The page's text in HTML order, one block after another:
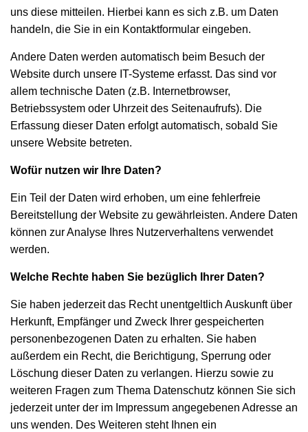
uns diese mitteilen. Hierbei kann es sich z.B. um Daten
handeln, die Sie in ein Kontaktformular eingeben.
Andere Daten werden automatisch beim Besuch der
Website durch unsere IT-Systeme erfasst. Das sind vor
allem technische Daten (z.B. Internetbrowser,
Betriebssystem oder Uhrzeit des Seitenaufrufs). Die
Erfassung dieser Daten erfolgt automatisch, sobald Sie
unsere Website betreten.
Wofür nutzen wir Ihre Daten?
Ein Teil der Daten wird erhoben, um eine fehlerfreie
Bereitstellung der Website zu gewährleisten. Andere Daten
können zur Analyse Ihres Nutzerverhaltens verwendet
werden.
Welche Rechte haben Sie bezüglich Ihrer Daten?
Sie haben jederzeit das Recht unentgeltlich Auskunft über
Herkunft, Empfänger und Zweck Ihrer gespeicherten
personenbezogenen Daten zu erhalten. Sie haben
außerdem ein Recht, die Berichtigung, Sperrung oder
Löschung dieser Daten zu verlangen. Hierzu sowie zu
weiteren Fragen zum Thema Datenschutz können Sie sich
jederzeit unter der im Impressum angegebenen Adresse an
uns wenden. Des Weiteren steht Ihnen ein